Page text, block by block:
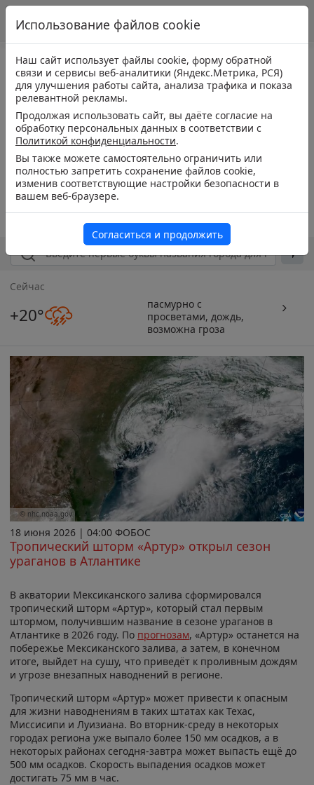
Сейчас
+20°
пасмурно с
просветами, дождь,
возможна гроза
© nhc.noaa.gov
18 июня 2026 | 04:00 ФОБОС
Тропический шторм «Артур» открыл сезон
ураганов в Атлантике
В акватории Мексиканского залива сформировался
тропический шторм «Артур», который стал первым
штормом, получившим название в сезоне ураганов в
Атлантике в 2026 году. По прогнозам, «Артур» останется на
побережье Мексиканского залива, а затем, в конечном
итоге, выйдет на сушу, что приведёт к проливным дождям
и угрозе внезапных наводнений в регионе.
Тропический шторм «Артур» может привести к опасным
для жизни наводнениям в таких штатах как Техас,
Миссисипи и Луизиана. Во вторник-среду в некоторых
городах региона уже выпало более 150 мм осадков, а в
некоторых районах сегодня-завтра может выпасть ещё до
500 мм осадков. Скорость выпадения осадков может
достигать 75 мм в час.
Использование файлов cookie
Наш сайт использует файлы cookie, форму обратной
связи и сервисы веб-аналитики (Яндекс.Метрика, РСЯ)
для улучшения работы сайта, анализа трафика и показа
релевантной рекламы.
Продолжая использовать сайт, вы даёте согласие на
обработку персональных данных в соответствии с
Политикой конфиденциальности.
Вы также можете самостоятельно ограничить или
полностью запретить сохранение файлов cookie,
изменив соответствующие настройки безопасности в
вашем веб-браузере.
Согласиться и продолжить